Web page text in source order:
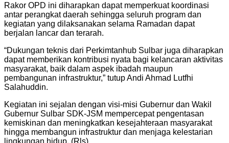
Rakor OPD ini diharapkan dapat memperkuat koordinasi
antar perangkat daerah sehingga seluruh program dan
kegiatan yang dilaksanakan selama Ramadan dapat
berjalan lancar dan terarah.
“Dukungan teknis dari Perkimtanhub Sulbar juga diharapkan
dapat memberikan kontribusi nyata bagi kelancaran aktivitas
masyarakat, baik dalam aspek ibadah maupun
pembangunan infrastruktur,” tutup Andi Ahmad Lutfhi
Salahuddin.
Kegiatan ini sejalan dengan visi-misi Gubernur dan Wakil
Gubernur Sulbar SDK-JSM mempercepat pengentasan
kemiskinan dan meningkatkan kesejahteraan masyarakat
hingga membangun infrastruktur dan menjaga kelestarian
lingkungan hidup. (Rls)